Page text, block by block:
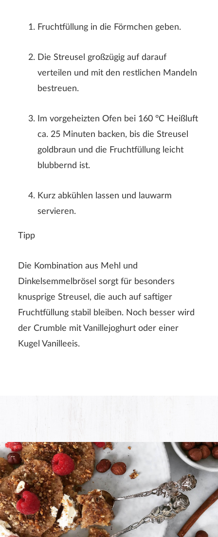
Fruchtfüllung in die Förmchen geben.
Die Streusel großzügig auf darauf
verteilen und mit den restlichen Mandeln
bestreuen.
Im vorgeheizten Ofen bei 160 °C Heißluft
ca. 25 Minuten backen, bis die Streusel
goldbraun und die Fruchtfüllung leicht
blubbernd ist.
Kurz abkühlen lassen und lauwarm
servieren.
Tipp
Die Kombination aus Mehl und
Dinkelsemmelbrösel sorgt für besonders
knusprige Streusel, die auch auf saftiger
Fruchtfüllung stabil bleiben. Noch besser wird
der Crumble mit Vanillejoghurt oder einer
Kugel Vanilleeis.
ABSENDEN